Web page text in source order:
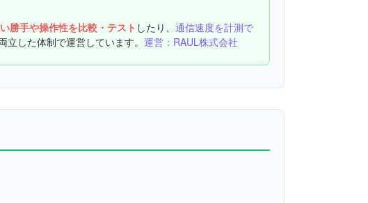
勝手や操作性を比較・テスト したり、 通信速度を計測で
した体制で運営しています。 運営：RAUL株式会社